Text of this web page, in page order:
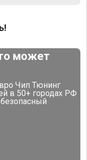
может
Чип Тюнинг
в 50+ городах РФ